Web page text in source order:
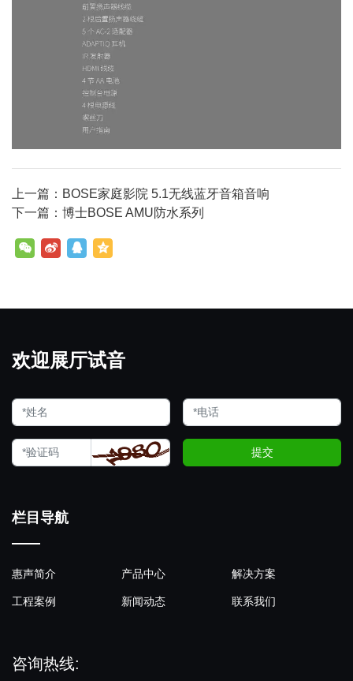
上一篇：BOSE家庭影院 5.1无线蓝牙音箱音响
下一篇：博士BOSE AMU防水系列
欢迎展厅试音
提交
栏目导航
惠声简介 产品中心 解决方案
工程案例 新闻动态 联系我们
咨询热线: